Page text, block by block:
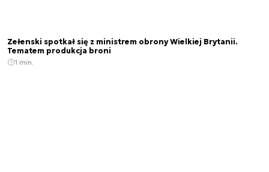
Zełenski spotkał się z ministrem obrony Wielkiej Brytanii.
Tematem produkcja broni
1 min.